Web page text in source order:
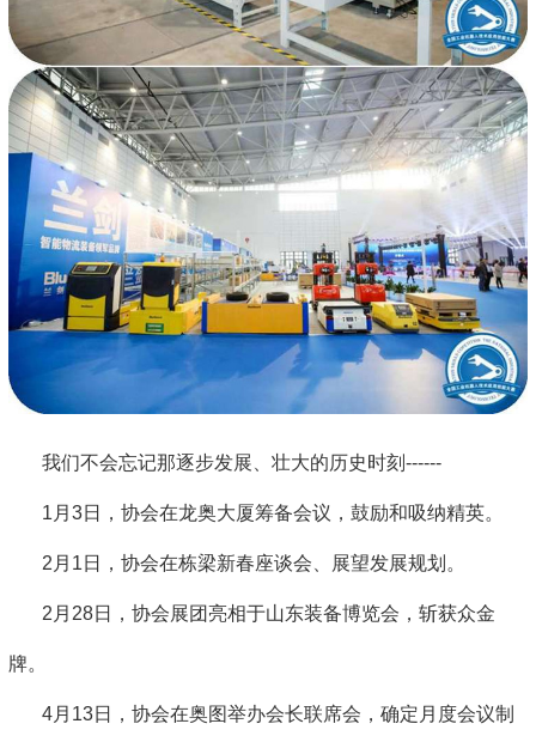
我们不会忘记那逐步发展、壮大的历史时刻------
1月3日，协会在龙奥大厦筹备会议，鼓励和吸纳精英。
2月1日，协会在栋梁新春座谈会、展望发展规划。
2月28日，协会展团亮相于山东装备博览会，斩获众金
牌。
4月13日，协会在奥图举办会长联席会，确定月度会议制